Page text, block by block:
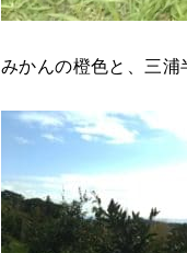
みかんの橙色と、三浦